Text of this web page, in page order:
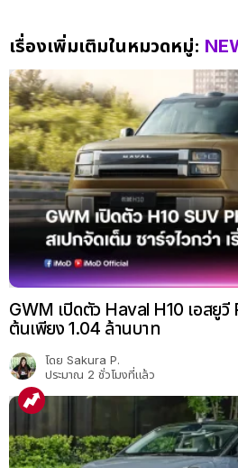
เรื่องเพิ่มเติมในหมวดหมู่:
GWM เปิดตัว Haval H10 เอสยูวี
ต้นเพียง 1.04 ล้านบาท
โดย Sakura P.
ประมาณ 2 ชั่วโมงที่แล้ว